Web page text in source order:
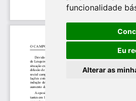
funcionalidade
Eu
Alterar as